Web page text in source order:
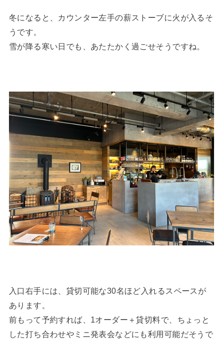
冬になると、カウンター左手の薪ストーブに火が入るそ
うです。
雪が降る寒い日でも、あたたかく過ごせそうですね。
入口右手には、貸切可能な30名ほど入れるスペースが
あります。
前もって予約すれば、1オーダー＋貸切料で、ちょっと
した打ち合わせやミニ発表会などにも利用可能だそうで